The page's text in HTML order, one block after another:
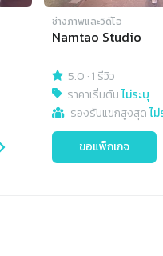
ช่างภาพและวิดีโอ
Namtao Studio
5.0 ·1 รีวิว
ราคาเริ่มต้นไม่ระบุ
รองรับแขกสูงสุดไ
ขอแพ็กเกจ